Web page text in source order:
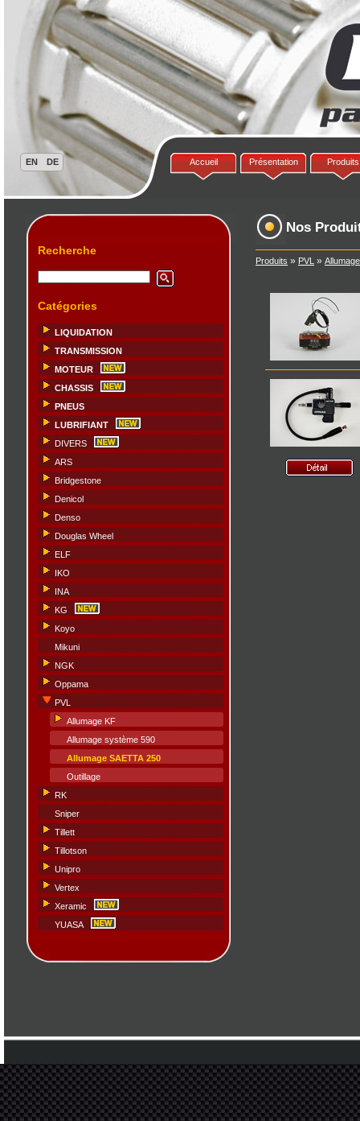
Accueil Présentation Produits
Recherche
Catégories
LIQUIDATION
TRANSMISSION
MOTEUR
CHASSIS
PNEUS
LUBRIFIANT
DIVERS
ARS
Bridgestone
Denicol
Denso
Douglas Wheel
ELF
IKO
INA
KG
Koyo
Mikuni
NGK
Oppama
PVL
Allumage KF
Allumage système 590
Allumage SAETTA 250
Outillage
RK
Sniper
Tillett
Tillotson
Unipro
Vertex
Xeramic
YUASA
Nos
Produits » PVL »